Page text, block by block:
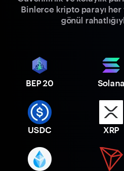
Binlerce kripto parayı
gönül
BEP 20 Solana
USDC XRP